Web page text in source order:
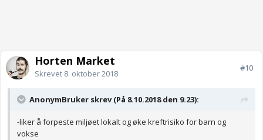
Horten Market
Skrevet 8. oktober 2018
#10
AnonymBruker skrev (På 8.10.2018 den 9.23):
-liker å forpeste miljøet lokalt og øke kreftrisiko for barn og
vokse